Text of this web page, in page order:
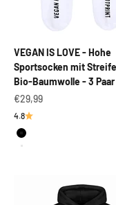
VEGAN IS LOVE - Hohe
Sportsocken mit
Bio-Baumwolle - 3 Paar
Angebot
€29,99
4.8
Schwarz